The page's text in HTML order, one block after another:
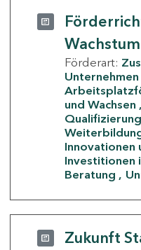
Wachstum
Förderart:
Unternehmen
und Wachsen
Innovationen
Investitionen
Beratung
Zukunft